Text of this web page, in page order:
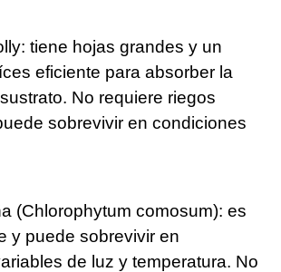
tiene hojas grandes y un
eficiente para absorber la
No requiere riegos
sobrevivir en condiciones
(Chlorophytum comosum): es
y puede sobrevivir en
de luz y temperatura. No